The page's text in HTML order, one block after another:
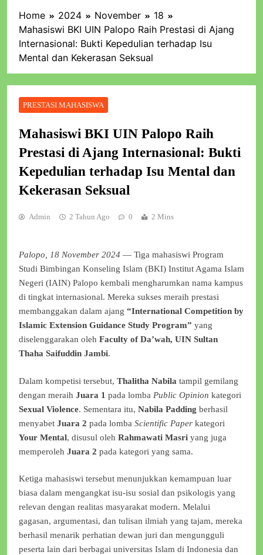
Home 2024 November
18
Mahasiswi BKI UIN Palopo Raih Prestasi di Ajang
Internasional: Bukti Kepedulian terhadap Isu
Mental dan Kekerasan Seksual
PRESTASI MAHASISWA
Mahasiswi BKI UIN Palopo Raih
Prestasi di Ajang Internasional: Bukti
Kepedulian terhadap Isu Mental dan
Kekerasan Seksual
Admin 2 Tahun Ago 0 2 Mins
Palopo, 18 November 2024 — Tiga mahasiswi Program
Studi Bimbingan Konseling Islam (BKI) Institut Agama Islam
Negeri (IAIN) Palopo kembali mengharumkan nama kampus
di tingkat internasional. Mereka sukses meraih prestasi
membanggakan dalam ajang “International Competition by
Islamic Extension Guidance Study Program” yang
diselenggarakan oleh Faculty of Da’wah, UIN Sultan
Thaha Saifuddin Jambi.
Dalam kompetisi tersebut, Thalitha Nabila tampil gemilang
dengan meraih Juara 1 pada lomba Public Opinion kategori
Sexual Violence. Sementara itu, Nabila Padding berhasil
menyabet Juara 2 pada lomba Scientific Paper kategori
Your Mental, disusul oleh Rahmawati Masri yang juga
memperoleh Juara 2 pada kategori yang sama.
Ketiga mahasiswi tersebut menunjukkan kemampuan luar
biasa dalam mengangkat isu-isu sosial dan psikologis yang
relevan dengan realitas masyarakat modern. Melalui
gagasan, argumentasi, dan tulisan ilmiah yang tajam, mereka
berhasil menarik perhatian dewan juri dan mengungguli
peserta lain dari berbagai universitas Islam di Indonesia dan